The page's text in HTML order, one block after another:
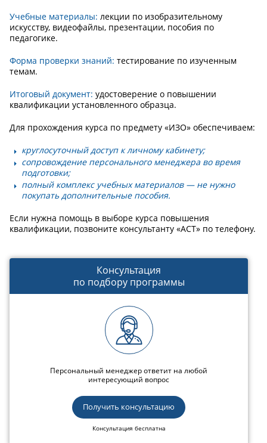
Учебные материалы: лекции по изобразительному
искусству, видеофайлы, презентации, пособия по
педагогике.
Форма проверки знаний: тестирование по изученным
темам.
Итоговый документ: удостоверение о повышении
квалификации установленного образца.
Для прохождения курса по предмету «ИЗО» обеспечиваем:
круглосуточный доступ к личному кабинету;
сопровождение персонального менеджера во время
подготовки;
полный комплекс учебных материалов — не нужно
покупать дополнительные пособия.
Если нужна помощь в выборе курса повышения
квалификации, позвоните консультанту «АСТ» по телефону.
Консультация
по подбору программы
Персональный менеджер ответит на любой
интересующий вопрос
Получить консультацию
Консультация бесплатна